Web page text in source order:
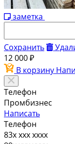
заметка
Сохранить
12 000 ₽
В корзину
Телефон
Промбизнес
Написать
Телефон
83x xxx xxxx